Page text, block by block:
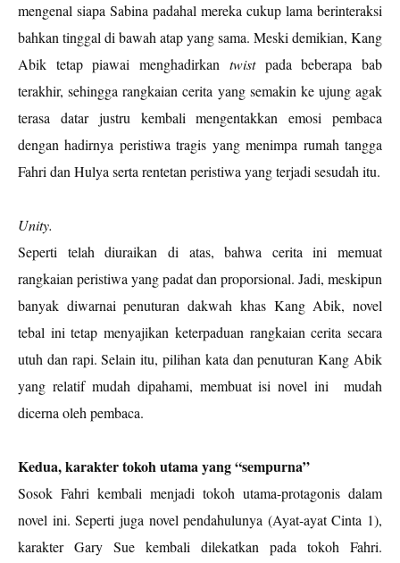
mengenal siapa Sabina padahal mereka cukup lama berinteraksi
bahkan tinggal di bawah atap yang sama. Meski demikian, Kang
Abik tetap piawai menghadirkan twistpada beberapa bab
terakhir, sehingga rangkaian cerita yang semakin ke ujung agak
terasa datar justru kembali mengentakkan emosi pembaca
dengan hadirnya peristiwa tragis yang menimpa rumah tangga
Fahri dan Hulya serta rentetan peristiwa yang terjadi sesudah itu.
Unity.
Seperti telah diuraikan di atas, bahwa cerita ini memuat
rangkaian peristiwa yang padat dan proporsional. Jadi, meskipun
banyak diwarnai penuturan dakwah khas Kang Abik, novel
tebal ini tetap menyajikan keterpaduan rangkaian cerita secara
utuh dan rapi. Selain itu, pilihan kata dan penuturan Kang Abik
yang relatif mudah dipahami, membuat isi novel ini
mudah
dicerna oleh pembaca.
Kedua, karakter tokoh utama yang “sempurna”
Sosok Fahri kembali menjadi tokoh utama-protagonis dalam
novel ini. Seperti juga novel pendahulunya (Ayat-ayat Cinta 1),
karakter Gary Sue kembali dilekatkan pada tokoh Fahri.